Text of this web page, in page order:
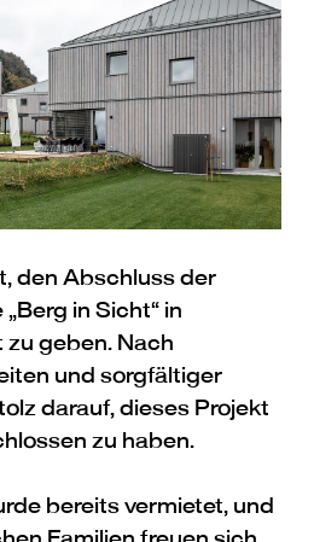
den Abschluss der
in Sicht“ in
zu geben. Nach
und sorgfältiger
darauf, dieses Projekt
zu haben.
bereits vermietet, und
Familien freuen sich